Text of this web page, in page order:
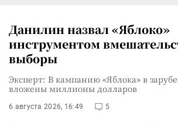
Данилин назвал «Яблоко»
инструментом
выборы
Эксперт: В кампанию «Яблока» в
вложены миллионы долларов
6 августа 2026, 16:49 5